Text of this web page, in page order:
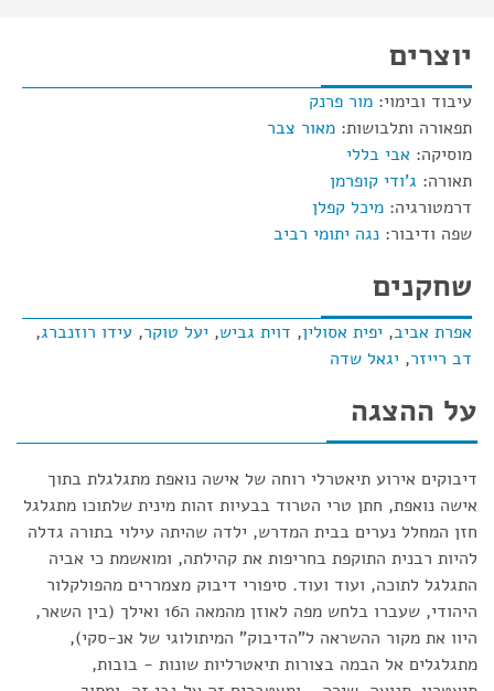
יוצרים
עיבוד ובימוי: מור פרנק
תפאורה ותלבושות: מאור צבר
מוסיקה: אבי בללי
תאורה: ג'ודי קופרמן
דרמטורגיה: מיכל קפלן
שפה ודיבור: נגה יתומי רביב
שחקנים
אפרת אביב, יפית אסולין, דוית גביש, יעל טוקר, עידו רוזנברג,
דב רייזר, יגאל שדה
על ההצגה
דיבוקים אירוע תיאטרלי רוחה של אישה נואפת מתגלגלת בתוך
אישה נואפת, חתן טרי הטרוד בבעיות זהות מינית שלתוכו מתגלגל
חזן המחלל נערים בבית המדרש, ילדה שהיתה עילוי בתורה גדלה
להיות רבנית התוקפת בחריפות את קהילתה, ומואשמת כי אביה
התגלגל לתוכה, ועוד ועוד. סיפורי דיבוק מצמררים מהפולקלור
היהודי, שעברו בלחש מפה לאוזן מהמאה ה16 ואילך (בין השאר,
היוו את מקור ההשראה ל"הדיבוק" המיתולוגי של אנ-סקי),
מתגלגלים אל הבמה בצורות תיאטרליות שונות - בובות,